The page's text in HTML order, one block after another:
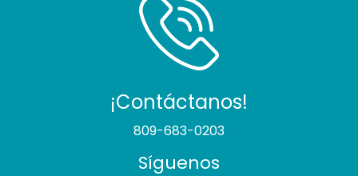
¡Contáctanos!
809-683-0203
Síguenos